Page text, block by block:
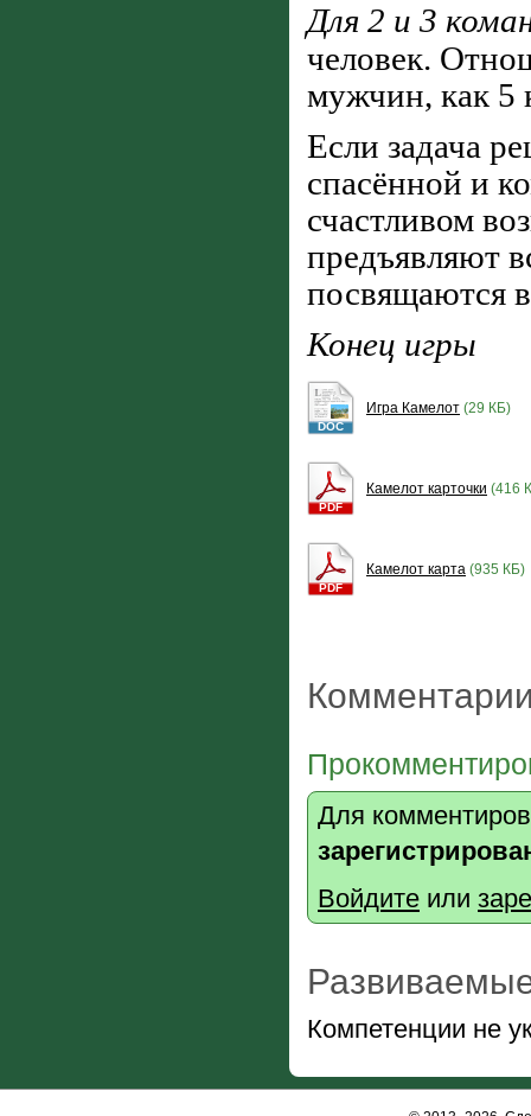
Для 2 и 3
человек.
мужчин, как 5
Если задача
спасённой и
счастливом
предъявляют
посвящаются
Конец игры
DOC
Игра Камелот (29 КБ)
PDF
Камелот карточки (416
PDF
Камелот карта (935 КБ)
Для
Войдите или
Компетенции не